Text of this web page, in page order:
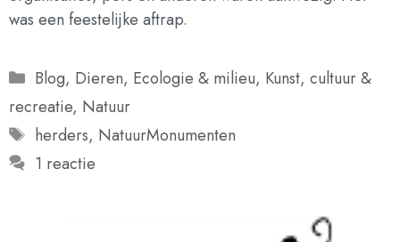
was een feestelijke aftrap.
Categorieën
Blog, Dieren, Ecologie & milieu, Kunst, cultuur &
recreatie, Natuur
Tags
herders, NatuurMonumenten
1 reactie